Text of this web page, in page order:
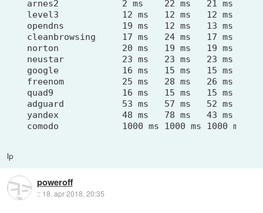
arnes2            2 ms    22 ms   21 ms   2
level3            12 ms   12 ms   12 ms   12
opendns           19 ms   12 ms   13 ms   20
cleanbrowsing     17 ms   24 ms   17 ms
norton            20 ms   19 ms   19 ms   19
neustar           23 ms   23 ms   23 ms   23
google            16 ms   15 ms   15 ms   38
freenom           25 ms   28 ms   26 ms   25
quad9             16 ms   15 ms   15 ms   17
adguard           53 ms   57 ms   52 ms   57
yandex            48 ms   78 ms   43 ms   43
lp
poweroff
:: 18. apr 2018, 20:35